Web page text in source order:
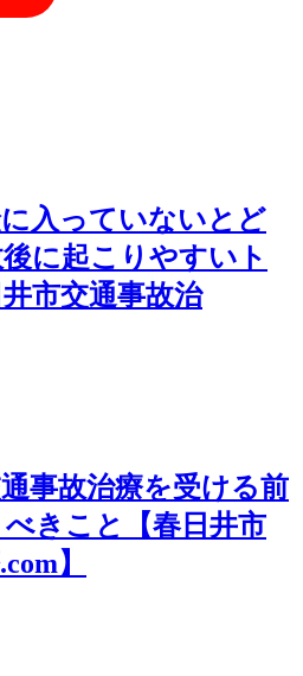
入っていないとど
に起こりやすいト
市交通事故治
事故治療を受ける前
きこと【春日井市
】